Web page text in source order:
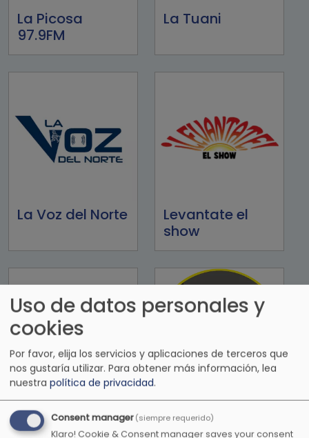
La Picosa
97.9FM
La Tuani
La Voz del Norte
Levantate el
show
Lite FM 107.1FM LO+90
Uso de datos personales y
cookies
Por favor, elija los servicios y aplicaciones de terceros que
nos gustaría utilizar. Para obtener más información, lea
nuestra política de privacidad.
Consent manager(siempre requerido)
Klaro! Cookie & Consent manager saves your consent